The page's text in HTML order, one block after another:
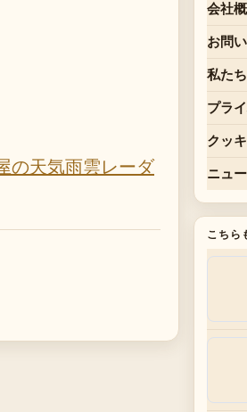
の天気雨雲レーダ
会社
お問
私た
プラ
クッ
ニュ
こちら